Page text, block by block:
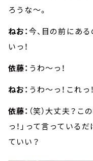
ろうな～。
ねお：今、目の前にあ
いっ！
依藤： うわ～っ！
ねお： うわ～っ！これっ
依藤： （笑）大丈夫？
っ！」って言っている
ていい？